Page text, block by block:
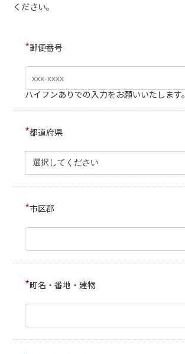
ください。
*郵便番号
ハイフンありでの入力をお願いいたします。
*都道府県
*市区郡
*町名・番地・建物